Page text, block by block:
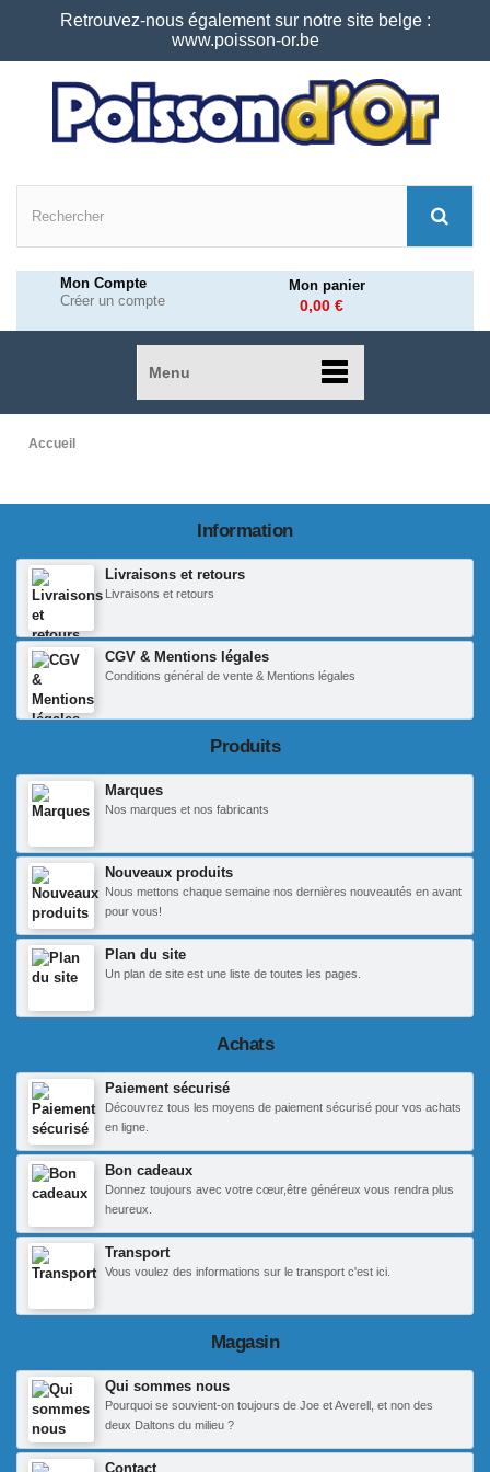
Retrouvez-nous également sur notre site belge :
www.poisson-or.be
Mon Compte
Créer un compte
Mon panier
0,00 €
Menu
Accueil
Information
Livraisons et retours
Livraisons et retours
CGV & Mentions légales
Conditions général de vente & Mentions légales
Produits
Marques
Nos marques et nos fabricants
Nouveaux produits
Nous mettons chaque semaine nos dernières nouveautés en avant
pour vous!
Plan du site
Un plan de site est une liste de toutes les pages.
Achats
Paiement sécurisé
Découvrez tous les moyens de paiement sécurisé pour vos achats
en ligne.
Bon cadeaux
Donnez toujours avec votre cœur,être généreux vous rendra plus
heureux.
Transport
Vous voulez des informations sur le transport c'est ici.
Magasin
Qui sommes nous
Pourquoi se souvient-on toujours de Joe et Averell, et non des
deux Daltons du milieu ?
Contact